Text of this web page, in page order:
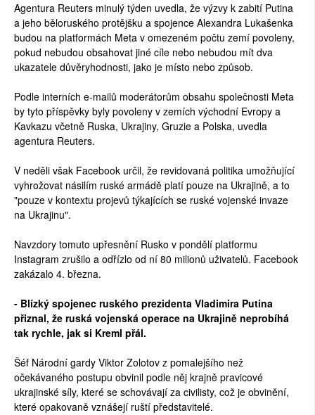
Agentura Reuters minulý týden uvedla, že výzvy k zabití Putina
a jeho běloruského protějšku a spojence Alexandra Lukašenka
budou na platformách Meta v omezeném počtu zemí povoleny,
pokud nebudou obsahovat jiné cíle nebo nebudou mít dva
ukazatele důvěryhodnosti, jako je místo nebo způsob.
Podle interních e-mailů moderátorům obsahu společnosti Meta
by tyto příspěvky byly povoleny v zemích východní Evropy a
Kavkazu včetně Ruska, Ukrajiny, Gruzie a Polska, uvedla
agentura Reuters.
V neděli však Facebook určil, že revidovaná politika umožňující
vyhrožovat násilím ruské armádě platí pouze na Ukrajině, a to
"pouze v kontextu projevů týkajících se ruské vojenské invaze
na Ukrajinu".
Navzdory tomuto upřesnění Rusko v pondělí platformu
Instagram zrušilo a odřízlo od ní 80 milionů uživatelů. Facebook
zakázalo 4. března.
- Blízký spojenec ruského prezidenta Vladimira Putina
přiznal, že ruská vojenská operace na Ukrajině neprobíhá
tak rychle, jak si Kreml přál.
Šéf Národní gardy Viktor Zolotov z pomalejšího než
očekávaného postupu obvinil podle něj krajně pravicové
ukrajinské síly, které se schovávají za civilisty, což je obvinění,
které opakovaně vznášejí ruští představitelé.